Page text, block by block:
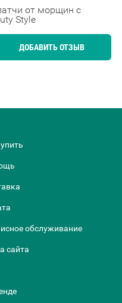
от морщин с
Style
ДОБАВИТЬ ОТЗЫВ
обслуживание
сайта